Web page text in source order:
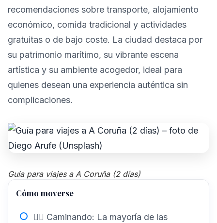
recomendaciones sobre transporte, alojamiento
económico, comida tradicional y actividades
gratuitas o de bajo coste. La ciudad destaca por
su patrimonio marítimo, su vibrante escena
artística y su ambiente acogedor, ideal para
quienes desean una experiencia auténtica sin
complicaciones.
Guía para viajes a A Coruña (2 días)
Cómo moverse
🚶‍♂️ Caminando: La mayoría de las